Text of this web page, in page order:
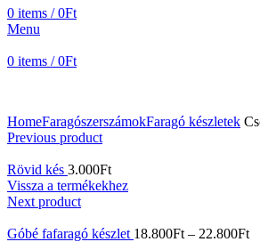
0 items / 0Ft
Menu
0 items / 0Ft
HomeFaragószerszámokFaragó készletek
Previous product
Rövid kés 3.000Ft
Vissza a termékekhez
Next product
Góbé fafaragó készlet 18.800Ft – 22.800Ft